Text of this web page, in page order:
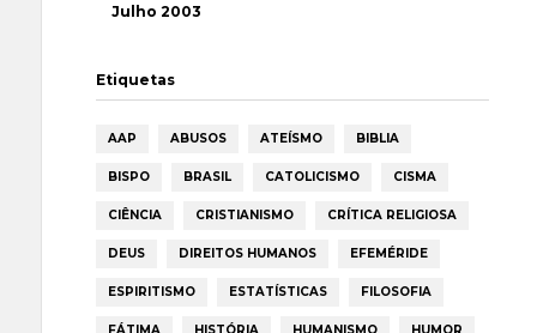
Julho 2003
Etiquetas
AAP ABUSOS ATEÍSMO BIBLIA
BISPO BRASIL CATOLICISMO CISMA
CIÊNCIA CRISTIANISMO CRÍTICA RELIGIOSA
DEUS DIREITOS HUMANOS EFEMÉRIDE
ESPIRITISMO ESTATÍSTICAS FILOSOFIA